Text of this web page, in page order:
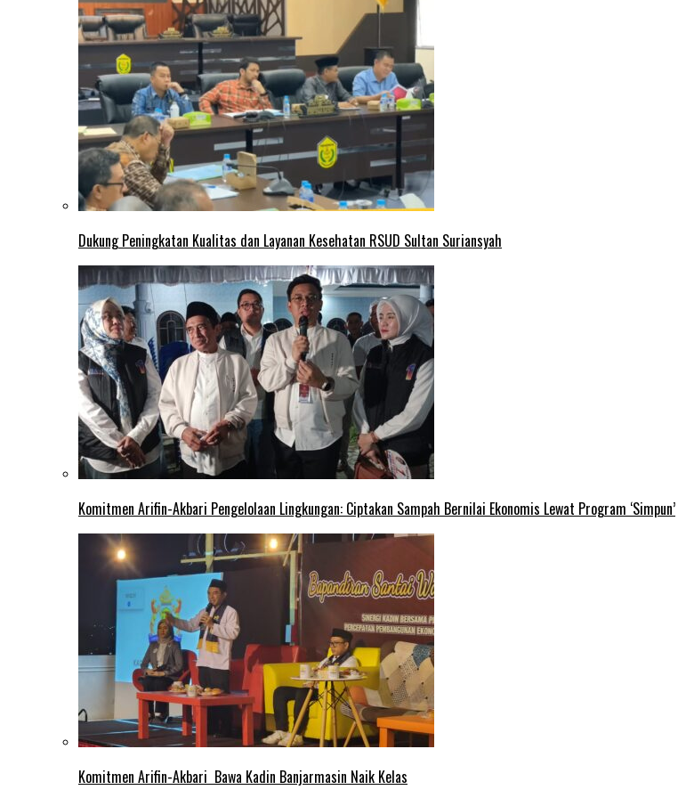
Dukung Peningkatan Kualitas dan Layanan Kesehatan RSUD Sultan Suriansyah
Komitmen Arifin-Akbari Pengelolaan Lingkungan: Ciptakan Sampah Bernilai Ekonomis Lewat Program ‘Simpun’
Komitmen Arifin-Akbari Bawa Kadin Banjarmasin Naik Kelas